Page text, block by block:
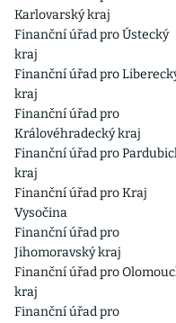
Karlovarský kraj
Finanční úřad pro Ústecký
kraj
Finanční úřad pro
kraj
Finanční úřad pro
Královéhradecký kraj
Finanční úřad pro
kraj
Finanční úřad pro Kraj
Vysočina
Finanční úřad pro
Jihomoravský kraj
Finanční úřad pro
kraj
Finanční úřad pro